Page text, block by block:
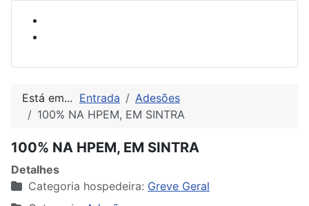
Está em... Entrada
Adesões
100% NA HPEM, EM SINTRA
100% NA HPEM, EM SINTRA
Detalhes
Categoria hospedeira: Greve Geral